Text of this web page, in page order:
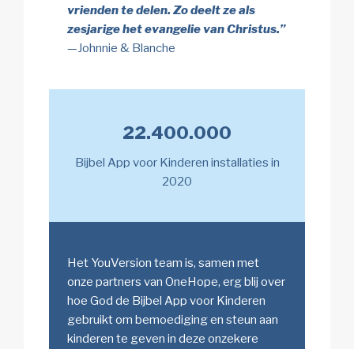
vrienden te delen. Zo deelt ze als
zesjarige het evangelie van Christus.”
—Johnnie & Blanche
22.400.000
Bijbel App voor Kinderen installaties in
2020
Het YouVersion team is, samen met
onze partners van OneHope, erg blij over
hoe God de Bijbel App voor Kinderen
gebruikt om bemoediging en steun aan
kinderen te geven in deze onzekere